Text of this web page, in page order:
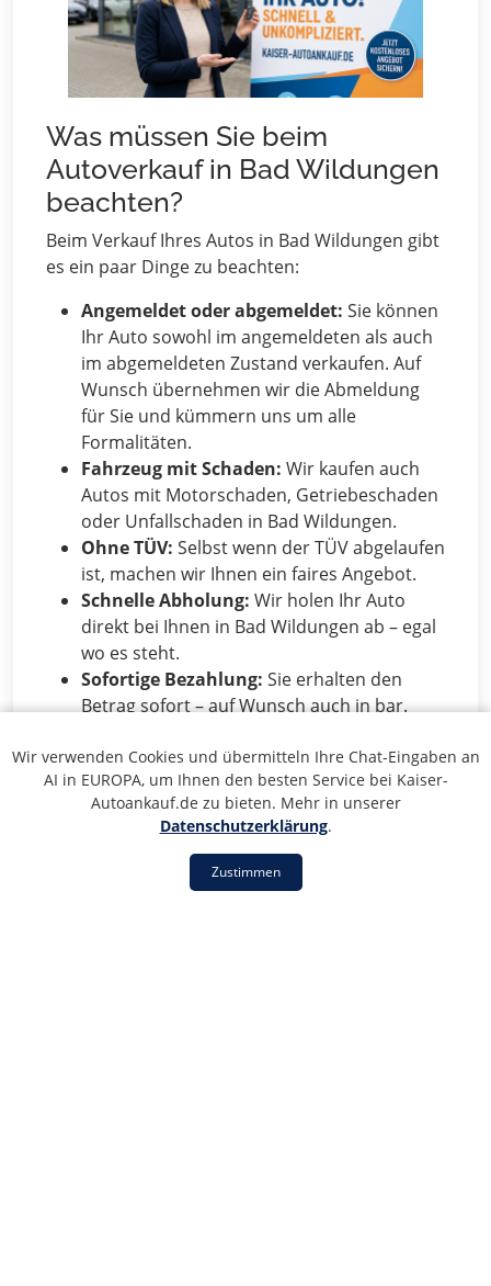
Was müssen Sie beim
Autoverkauf in Bad Wildungen
beachten?
Beim Verkauf Ihres Autos in Bad Wildungen gibt
es ein paar Dinge zu beachten:
Angemeldet oder abgemeldet: Sie können
Ihr Auto sowohl im angemeldeten als auch
im abgemeldeten Zustand verkaufen. Auf
Wunsch übernehmen wir die Abmeldung
für Sie und kümmern uns um alle
Formalitäten.
Fahrzeug mit Schaden: Wir kaufen auch
Autos mit Motorschaden, Getriebeschaden
oder Unfallschaden in Bad Wildungen.
Ohne TÜV: Selbst wenn der TÜV abgelaufen
ist, machen wir Ihnen ein faires Angebot.
Schnelle Abholung: Wir holen Ihr Auto
direkt bei Ihnen in Bad Wildungen ab – egal
wo es steht.
Sofortige Bezahlung: Sie erhalten den
Betrag sofort – auf Wunsch auch in bar.
Häufige Fragen zum Autoankauf in
Bad Wildungen
Kann ich mein Auto im angemeldeten
Zustand verkaufen?
Ja, Sie können Ihr Auto sowohl angemeldet
Wir verwenden Cookies und übermitteln Ihre Chat-Eingaben an
AI in EUROPA, um Ihnen den besten Service bei Kaiser-
Autoankauf.de zu bieten. Mehr in unserer
Datenschutzerklärung.
Zustimmen